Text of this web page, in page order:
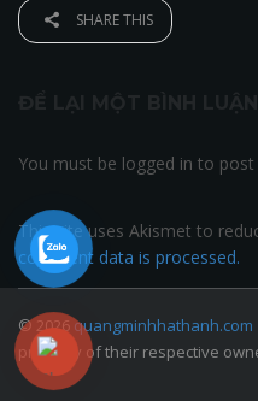
SHARE THIS
You must be logged in to
This site uses Akismet to
comment data is processed.
© 2026quangminhhathanh.com
property of their respective